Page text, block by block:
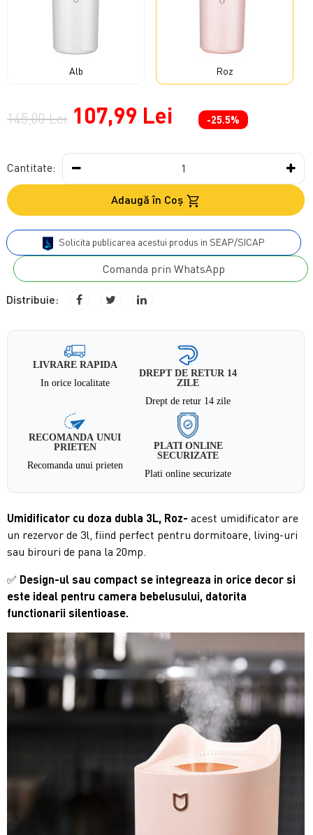
Alb Roz
145,00 Lei 107,99 Lei -25.5%
Cantitate:
Adaugă în Coş
Solicita publicarea acestui produs in SEAP/SICAP
Comanda prin WhatsApp
Distribuie:
LIVRARE RAPIDA
In orice localitate
DREPT DE RETUR 14
ZILE
Drept de retur 14 zile
RECOMANDA UNUI
PRIETEN
Recomanda unui prieten
PLATI ONLINE
SECURIZATE
Plati online securizate
Umidificator cu doza dubla 3L, Roz-acest umidificator are
un rezervor de 3l, fiind perfect pentru dormitoare, living-uri
sau birouride pana la 20mp.
✅ Design-ul sau compact se integreaza in orice decor si
este ideal pentru camera bebelusului, datorita
functionarii silentioase.